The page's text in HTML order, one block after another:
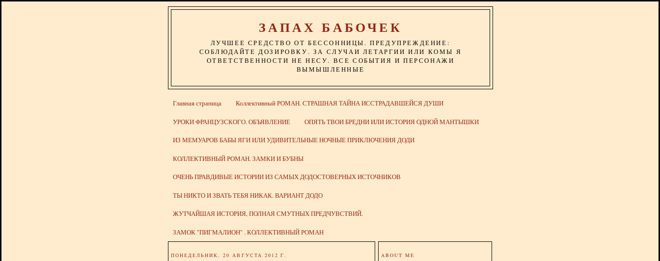
ЗАПАХ БАБОЧЕК
ЛУЧШЕЕ СРЕДСТВО ОТ БЕССОННИЦЫ. ПРЕДУПРЕЖДЕНИЕ:
СОБЛЮДАЙТЕ ДОЗИРОВКУ. ЗА СЛУЧАИ ЛЕТАРГИИ ИЛИ КОМЫ Я
ОТВЕТСТВЕННОСТИ НЕ НЕСУ. ВСЕ СОБЫТИЯ И ПЕРСОНАЖИ
ВЫМЫШЛЕННЫЕ
Главная страница Коллективный РОМАН. СТРАШНАЯ ТАЙНА ИССТРАДАВШЕЙСЯ ДУШИ
УРОКИ ФРАНЦУЗСКОГО. ОБЪЯВЛЕНИЕ ОПЯТЬ ТВОИ БРЕДНИ ИЛИ ИСТОРИЯ ОДНОЙ МАНТЫШКИ
ИЗ МЕМУАРОВ БАБЫ ЯГИ ИЛИ УДИВИТЕЛЬНЫЕ НОЧНЫЕ ПРИКЛЮЧЕНИЯ ДОДИ
КОЛЛЕКТИВНЫЙ РОМАН. ЗАМКИ И БУБНЫ
ОЧЕНЬ ПРАВДИВЫЕ ИСТОРИИ ИЗ САМЫХ ДОДОСТОВЕРНЫХ ИСТОЧНИКОВ
ТЫ НИКТО И ЗВАТЬ ТЕБЯ НИКАК. ВАРИАНТ ДОДО
ЖУТЧАЙШАЯ ИСТОРИЯ, ПОЛНАЯ СМУТНЫХ ПРЕДЧУВСТВИЙ.
ЗАМОК "ПИГМАЛИОН" . КОЛЛЕКТИВНЫЙ РОМАН
ПОНЕДЕЛЬНИК, 20 АВГУСТА 2012 Г. ABOUT ME